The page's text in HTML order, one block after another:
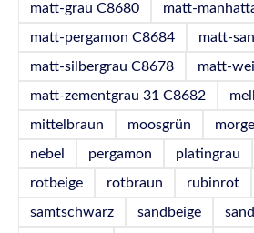
matt-grau C8680
matt-
matt-pergamon C8684
matt-
matt-silbergrau C8678
matt-
matt-zementgrau 31 C8682
mittelbraun
moosgrün
nebel
pergamon platingrau
rotbeige
rotbraun rubinrot
samtschwarz
sandbeige